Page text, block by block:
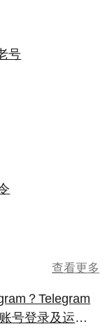
号
查看更多
？Telegram
号登录及运营